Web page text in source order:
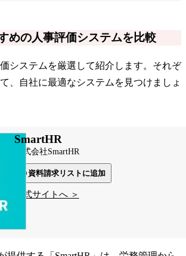
めの人事評価システムを比較
システムを厳選して紹介します。それぞ
、自社に最適なシステムを見つけましょ
SmartHR
株式会社SmartHR
資料請求リストに追加
公式サイトへ ＞